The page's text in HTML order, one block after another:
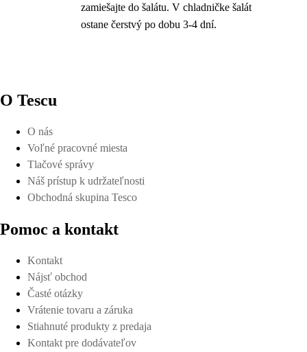
zamiešajte do šalátu. V chladničke šalát
ostane čerstvý po dobu 3-4 dní.
O Tescu
O nás
Voľné pracovné miesta
Tlačové správy
Náš prístup k udržateľnosti
Obchodná skupina Tesco
Pomoc a kontakt
Kontakt
Nájsť obchod
Časté otázky
Vrátenie tovaru a záruka
Stiahnuté produkty z predaja
Kontakt pre dodávateľov